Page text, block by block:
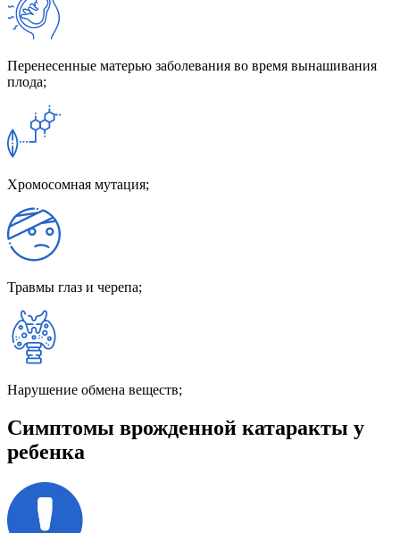
Перенесенные матерью заболевания во время вынашивания
плода;
Хромосомная мутация;
Травмы глаз и черепа;
Нарушение обмена веществ;
Симптомы врожденной катаракты у
ребенка